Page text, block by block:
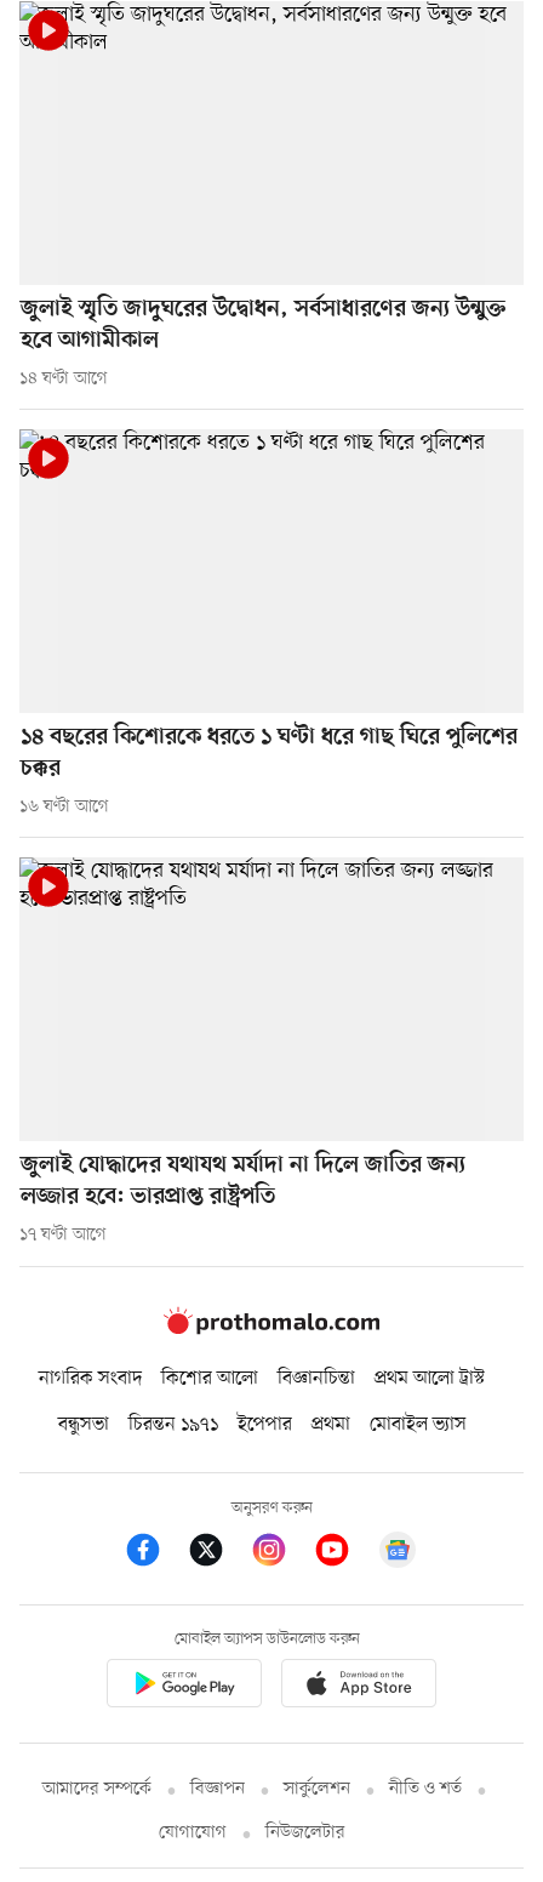
জুলাই স্মৃতি জাদুঘরের উদ্বোধন, সর্বসাধারণের জন্য উন্মুক্ত
হবে আগামীকাল
১৪ ঘণ্টা আগে
১৪ বছরের কিশোরকে ধরতে ১ ঘণ্টা ধরে গাছ ঘিরে পুলিশের
চক্কর
১৬ ঘণ্টা আগে
জুলাই যোদ্ধাদের যথাযথ মর্যাদা না দিলে জাতির জন্য
লজ্জার হবে: ভারপ্রাপ্ত রাষ্ট্রপতি
১৭ ঘণ্টা আগে
নাগরিক সংবাদ কিশোর আলো বিজ্ঞানচিন্তা
প্রথম আলো ট্রাস্ট
বন্ধুসভা
চিরন্তন ১৯৭১ ইপেপার প্রথমা মোবাইল ভ্যাস
অনুসরণ করুন
মোবাইল অ্যাপস ডাউনলোড করুন
আমাদের সম্পর্কে বিজ্ঞাপন সার্কুলেশন
নীতি ও শর্ত
যোগাযোগ
নিউজলেটার